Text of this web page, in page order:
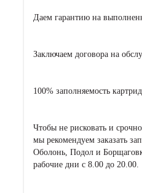
Даем гарантию на
Заключаем договора на
100% заполняемость
Чтобы не рисковать и
мы рекомендуем заказать
Оболонь, Подол и
рабочие дни с 8.00 до 20.00.